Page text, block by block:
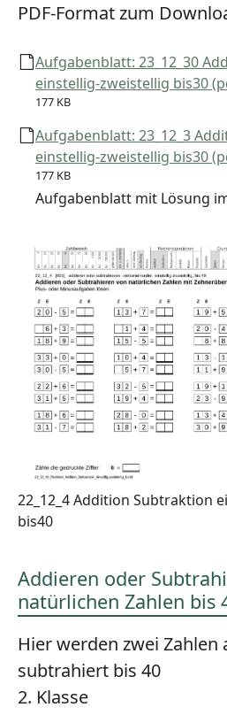
PDF-Format zum
Aufgabenblatt: 23_12_30
einstellig-zweistellig bis30
177 KB
Aufgabenblatt: 23_12_3
einstellig-zweistellig bis30
177 KB
Aufgabenblatt mit Lösung
22_12_4 Addition Subtraktion
bis40
Addieren oder
natürlichen Zahlen bis
Hier werden zwei
subtrahiert bis 40
2. Klasse